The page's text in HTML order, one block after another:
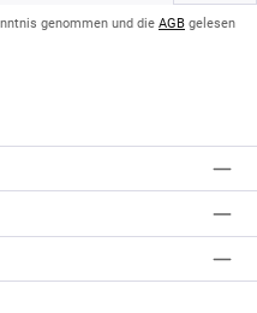
genommen und die AGB gelesen